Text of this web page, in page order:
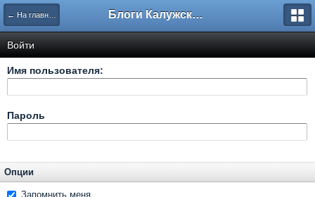
← На главную Блоги Калужского перекрестка
Войти
Имя пользователя:
Пароль
Опции
Запомнить меня